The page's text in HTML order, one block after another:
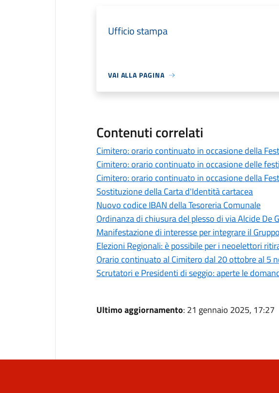
Ufficio stampa
VAI ALLA PAGINA
Contenuti correlati
Cimitero: orario continuato in occasione della
Cimitero: orario continuato in occasione delle
Cimitero: orario continuato in occasione della
Sostituzione della Carta d'Identità cartacea
Nuovo codice IBAN della Tesoreria Comunale
Ordinanza di chiusura del plesso di via Alcide De
Manifestazione di interesse per integrare il
Elezioni Regionali: è possibile per i neoelettori
Orario continuato al Cimitero dal 20 ottobre al 5
Scrutatori e Presidenti di seggio: aperte le
Ultimo aggiornamento: 21 gennaio 2025, 17:27